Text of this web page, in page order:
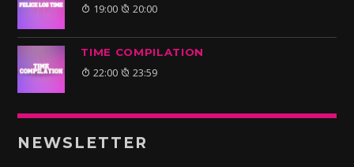
19:00 20:00
TIME COMPILATION
22:00 23:59
NEWSLETTER